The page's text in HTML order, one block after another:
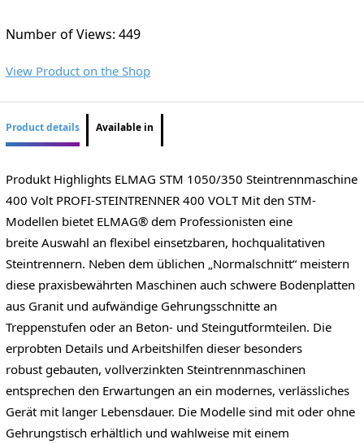
Number of Views: 449
View Product on the Shop
Product details Available in
Produkt Highlights ELMAG STM 1050/350 Steintrennmaschine
400 Volt PROFI-STEINTRENNER 400 VOLT Mit den STM-
Modellen bietet ELMAG® dem Professionisten eine
breite Auswahl an flexibel einsetzbaren, hochqualitativen
Steintrennern. Neben dem üblichen „Normalschnitt“ meistern
diese praxisbewährten Maschinen auch schwere Bodenplatten
aus Granit und aufwändige Gehrungsschnitte an
Treppenstufen oder an Beton- und Steingutformteilen. Die
erprobten Details und Arbeitshilfen dieser besonders
robust gebauten, vollverzinkten Steintrennmaschinen
entsprechen den Erwartungen an ein modernes, verlässliches
Gerät mit langer Lebensdauer. Die Modelle sind mit oder ohne
Gehrungstisch erhältlich und wahlweise mit einem